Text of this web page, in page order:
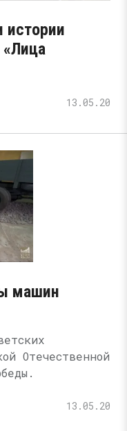
13.05.20
машин
Отечественной
13.05.20